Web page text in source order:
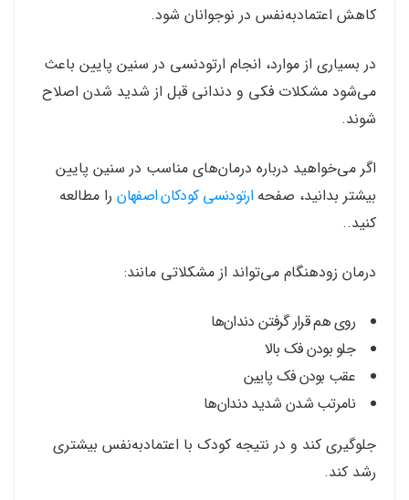
کاهش اعتمادبه‌نفس در نوجوانان شود.
در بسیاری از موارد، انجام ارتودنسی در سنین پایین باعث
می‌شود مشکلات فکی و دندانی قبل از شدید شدن اصلاح
شوند.
اگر می‌خواهید درباره درمان‌های مناسب در سنین پایین
بیشتر بدانید، صفحهارتودنسی کودکان اصفهانرا مطالعه
کنید..
درمان زودهنگام می‌تواند از مشکلاتی مانند:
روی هم قرار گرفتن دندان‌ها
جلو بودن فک بالا
عقب بودن فک پایین
نامرتب شدن شدید دندان‌ها
جلوگیری کند و در نتیجه کودک با اعتمادبه‌نفس بیشتری
رشد کند.